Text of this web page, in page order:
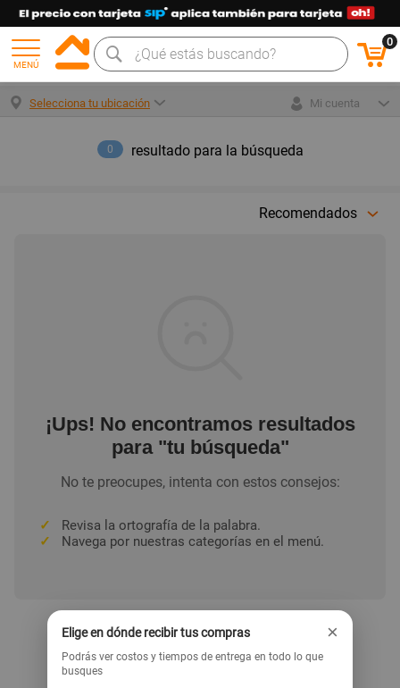
MENÚ
0
Selecciona tu ubicación Mi cuenta
0 resultado para la búsqueda
Recomendados
¡Ups! No encontramos resultados
para "tu búsqueda"
No te preocupes, intenta con estos consejos:
✓
Revisa la ortografía de la palabra.
✓
Navega por nuestras categorías en el menú.
Ir a la home
Elige en dónde recibir tus compras ×
Podrás ver costos y tiempos de entrega en todo lo que
busques